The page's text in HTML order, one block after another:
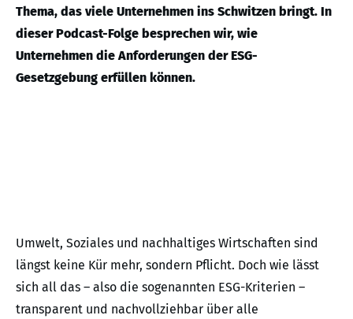
Thema, das viele Unternehmen ins Schwitzen bringt. In
dieser Podcast-Folge besprechen wir, wie
Unternehmen die Anforderungen der ESG-
Gesetzgebung erfüllen können.
Umwelt, Soziales und nachhaltiges Wirtschaften sind
längst keine Kür mehr, sondern Pflicht. Doch wie lässt
sich all das – also die sogenannten ESG-Kriterien –
transparent und nachvollziehbar über alle